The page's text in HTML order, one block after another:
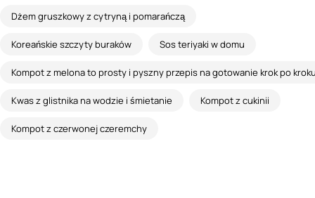
Dżem gruszkowy z cytryną i pomarańczą
Koreańskie szczyty buraków Sos teriyaki w domu
Kompot z melona to prosty i pyszny przepis na gotowanie krok po
Kwas z glistnika na wodzie i śmietanie Kompot z cukinii
Kompot z czerwonej czeremchy